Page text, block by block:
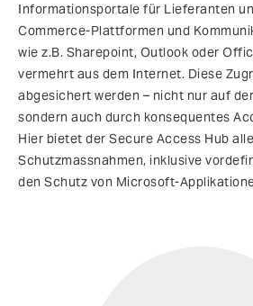
Informationsportale für Lieferanten
Commerce-Plattformen und
wie z.B. Sharepoint, Outlook oder
vermehrt aus dem Internet. Diese
abgesichert werden – nicht nur auf
sondern auch durch konsequentes
Hier bietet der Secure Access Hub
Schutzmassnahmen, inklusive
den Schutz von Microsoft-